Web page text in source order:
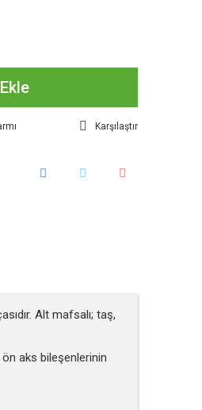
Karşılaştır
Alt mafsalı; taş,
aks bileşenlerinin